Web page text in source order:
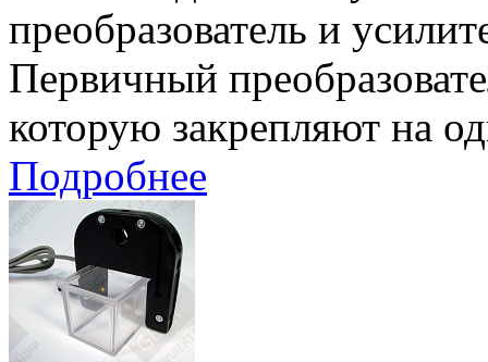
преобразователь и
Первичный
которую закрепляют на
Подробнее